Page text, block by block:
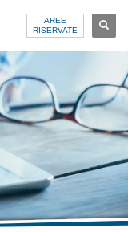
AREE
RISERVATE